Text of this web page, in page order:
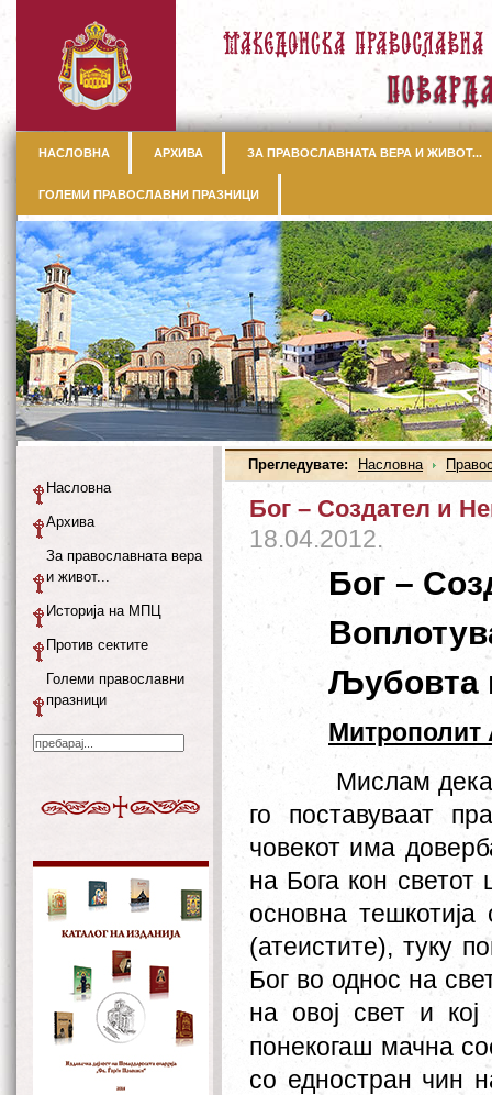
НАСЛОВНА АРХИВА ЗА ПРАВОСЛАВНАТА ВЕРА И ЖИВОТ...
ГОЛЕМИ ПРАВОСЛАВНИ ПРАЗНИЦИ
Прегледувате: Насловна
Бог – Создател и
18.04.2012.
Бог –
Љубовта
Митрополит
Мислам
го поставуваат
човекот има
на Бога кон
основна
(атеистите), туку
Бог во однос на
на овој свет и
понекогаш мачна
со едностран чин
Насловна
Архива
За православната вера
и живот...
Историја на МПЦ
Против сектите
Големи православни
празници